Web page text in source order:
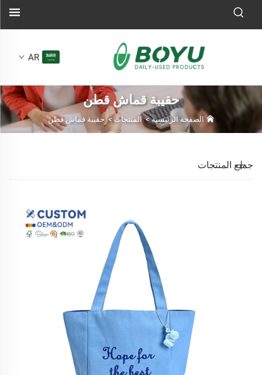
AR
حقيبة قماش قطن
الصفحة الرئيسية> المنتجات >حقيبة قماش قطن
جميع المنتجات